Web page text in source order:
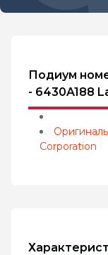
Подиум
- 6430A188
Corporation